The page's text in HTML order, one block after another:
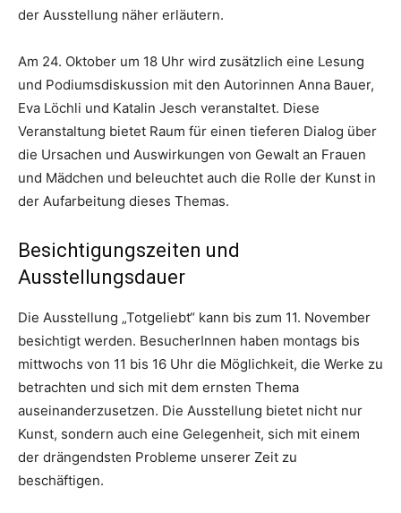
der Ausstellung näher erläutern.
Am 24. Oktober um 18 Uhr wird zusätzlich eine Lesung
und Podiumsdiskussion mit den Autorinnen Anna Bauer,
Eva Löchli und Katalin Jesch veranstaltet. Diese
Veranstaltung bietet Raum für einen tieferen Dialog über
die Ursachen und Auswirkungen von Gewalt an Frauen
und Mädchen und beleuchtet auch die Rolle der Kunst in
der Aufarbeitung dieses Themas.
Besichtigungszeiten und
Ausstellungsdauer
Die Ausstellung „Totgeliebt“ kann bis zum 11. November
besichtigt werden. BesucherInnen haben montags bis
mittwochs von 11 bis 16 Uhr die Möglichkeit, die Werke zu
betrachten und sich mit dem ernsten Thema
auseinanderzusetzen. Die Ausstellung bietet nicht nur
Kunst, sondern auch eine Gelegenheit, sich mit einem
der drängendsten Probleme unserer Zeit zu
beschäftigen.